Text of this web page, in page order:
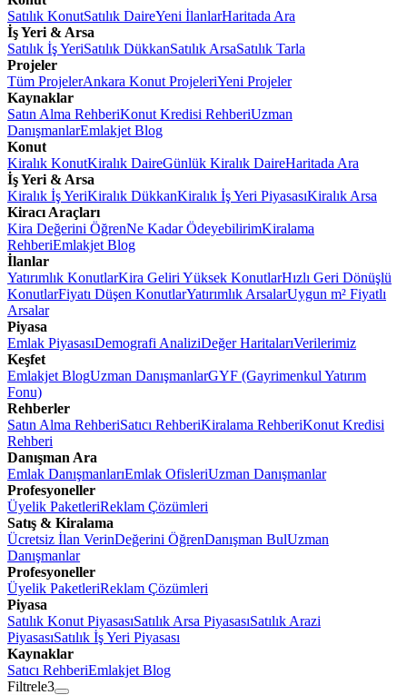
Satılık KonutSatılık DaireYeni İlanlarHaritada Ara
İş Yeri & Arsa
Satılık İş YeriSatılık DükkanSatılık ArsaSatılık Tarla
Projeler
Tüm ProjelerAnkara Konut ProjeleriYeni Projeler
Kaynaklar
Satın Alma RehberiKonut Kredisi RehberiUzman
DanışmanlarEmlakjet Blog
Konut
Kiralık KonutKiralık DaireGünlük Kiralık DaireHaritada Ara
İş Yeri & Arsa
Kiralık İş YeriKiralık DükkanKiralık İş Yeri PiyasasıKiralık Arsa
Kiracı Araçları
Kira Değerini ÖğrenNe Kadar ÖdeyebilirimKiralama
RehberiEmlakjet Blog
İlanlar
Yatırımlık KonutlarKira Geliri Yüksek KonutlarHızlı Geri Dönüşlü
KonutlarFiyatı Düşen KonutlarYatırımlık ArsalarUygun m² Fiyatlı
Arsalar
Piyasa
Emlak PiyasasıDemografi AnaliziDeğer HaritalarıVerilerimiz
Keşfet
Emlakjet BlogUzman DanışmanlarGYF (Gayrimenkul Yatırım
Fonu)
Rehberler
Satın Alma RehberiSatıcı RehberiKiralama RehberiKonut Kredisi
Rehberi
Danışman Ara
Emlak DanışmanlarıEmlak OfisleriUzman Danışmanlar
Profesyoneller
Üyelik PaketleriReklam Çözümleri
Satış & Kiralama
Ücretsiz İlan VerinDeğerini ÖğrenDanışman BulUzman
Danışmanlar
Profesyoneller
Üyelik PaketleriReklam Çözümleri
Piyasa
Satılık Konut PiyasasıSatılık Arsa PiyasasıSatılık Arazi
PiyasasıSatılık İş Yeri Piyasası
Kaynaklar
Satıcı RehberiEmlakjet Blog
Filtrele3